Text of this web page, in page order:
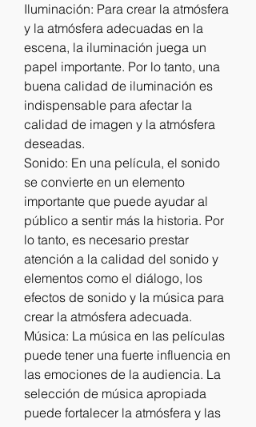
Iluminación: Para crear la atmósfera
y la atmósfera adecuadas en la
escena, la iluminación juega un
papel importante. Por lo tanto, una
buena calidad de iluminación es
indispensable para afectar la
calidad de imagen y la atmósfera
deseadas.
Sonido: En una película, el sonido
se convierte en un elemento
importante que puede ayudar al
público a sentir más la historia. Por
lo tanto, es necesario prestar
atención a la calidad del sonido y
elementos como el diálogo, los
efectos de sonido y la música para
crear la atmósfera adecuada.
Música: La música en las películas
puede tener una fuerte influencia en
las emociones de la audiencia. La
selección de música apropiada
puede fortalecer la atmósfera y las